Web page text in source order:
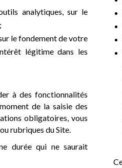
analytiques, sur le
le fondement de votre
légitime dans les
à des fonctionnalités
de la saisie des
obligatoires, vous
rubriques du Site.
durée qui ne saurait